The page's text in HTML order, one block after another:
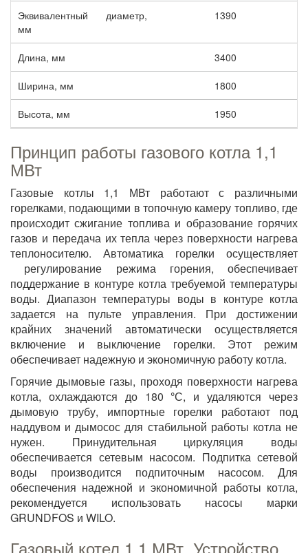
Эквивалентный диаметр,
мм
1390
Длина, мм 3400
Ширина, мм 1800
Высота, мм 1950
Принцип работы газового котла 1,1
МВт
Газовые котлы 1,1 МВт работают с различными
горелками, подающими в топочную камеру топливо, где
происходит сжигание топлива и образование горячих
газов и передача их тепла через поверхности нагрева
теплоносителю. Автоматика горелки осуществляет
регулирование режима горения, обеспечивает
поддержание в контуре котла требуемой температуры
воды. Диапазон температуры воды в контуре котла
задается на пульте управления. При достижении
крайних значений автоматически осуществляется
включение и выключение горелки. Этот режим
обеспечивает надежную и экономичную работу котла.
Горячие дымовые газы, проходя поверхности нагрева
котла, охлаждаются до 180 °С, и удаляются через
дымовую трубу, импортные горелки работают под
наддувом и дымосос для стабильной работы котла не
нужен. Принудительная циркуляция воды
обеспечивается сетевым насосом. Подпитка сетевой
воды производится подпиточным насосом. Для
обеспечения надежной и экономичной работы котла,
рекомендуется использовать насосы марки
GRUNDFOS и WILO.
Газовый котел 1,1 МВт. Устройство